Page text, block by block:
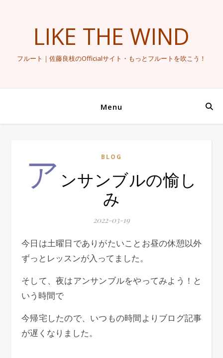
LIKE THE WIND
フルート｜佐藤良枝のOfficialサイト・もっとフルートを吹こう！
Menu
BLOG
ア ンサンブルの愉し
み
2022-03-19
今日は土曜日でありがたいことお昼の休憩以外
ずっとレッスンが入ってました。
そして、夜はアンサンブルをやってみよう！と
いう時間で
今帰宅したので、いつもの時間よりブログ記事
が遅くなりました。